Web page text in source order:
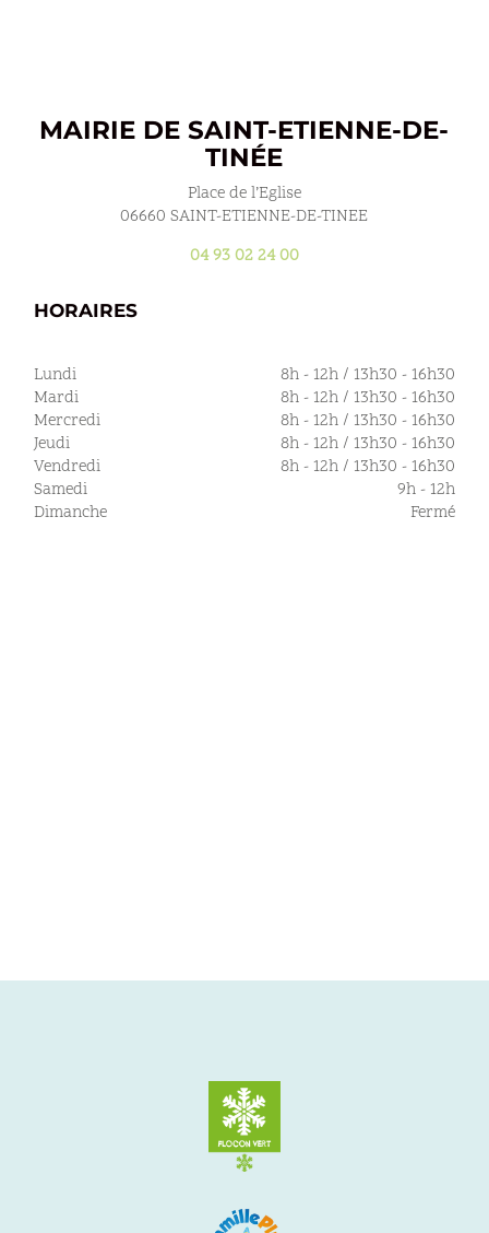
MAIRIE DE SAINT-ETIENNE-DE-
TINÉE
Place de l’Eglise
06660 SAINT-ETIENNE-DE-TINEE
04 93 02 24 00
HORAIRES
Lundi
8h - 12h / 13h30 - 16h30
Mardi
8h - 12h / 13h30 - 16h30
Mercredi
8h - 12h / 13h30 - 16h30
Jeudi
8h - 12h / 13h30 - 16h30
Vendredi
8h - 12h / 13h30 - 16h30
Samedi
9h - 12h
Dimanche
Fermé